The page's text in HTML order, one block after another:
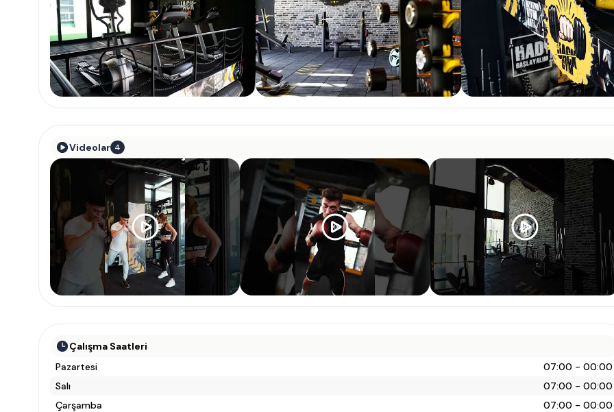
Videolar 4
Çalışma Saatleri
Pazartesi
07:00 - 00:00
Salı
07:00 - 00:00
Çarşamba
07:00 - 00:00